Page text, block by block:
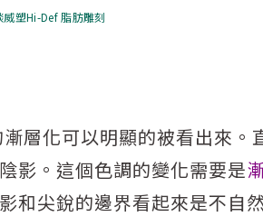
塑Hi-Def 脂肪雕刻
層化可以明顯的被看出來。
影。這個色調的變化需要是
和尖銳的邊界看起來是不自